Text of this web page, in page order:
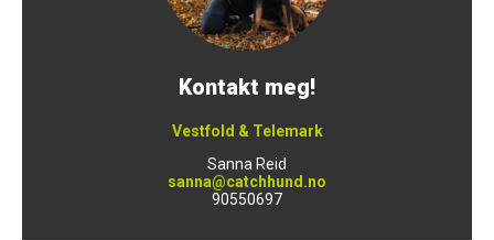
Kontakt meg!
Vestfold & Telemark
Sanna Reid
sanna@catchhund.no
90550697